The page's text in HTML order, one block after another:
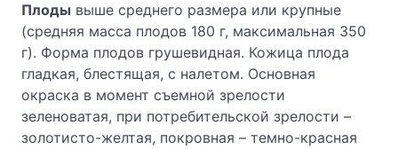
Плоды выше среднего размера или крупные
(средняя масса плодов 180 г, максимальная 350
г). Форма плодов грушевидная. Кожица плода
гладкая, блестящая, с налетом. Основная
окраска в момент съемной зрелости
зеленоватая, при потребительской зрелости –
золотисто-желтая, покровная – темно-красная